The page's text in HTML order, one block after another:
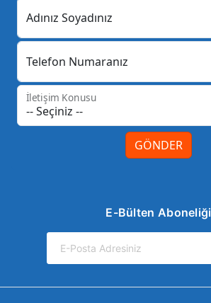
Adınız Soyadınız
Telefon Numaranız
İletişim Konusu
GÖNDER
E-Bülten Aboneliği